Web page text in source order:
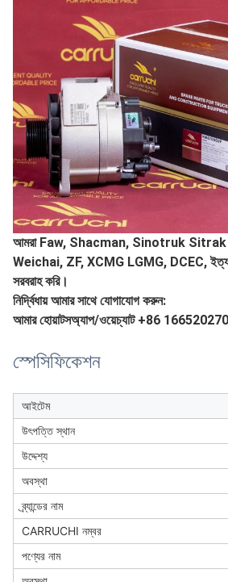
আমরা Faw, Shacman, Sinotruk
Weichai, ZF, XCMG LGMG, DCEC,
সরবরাহ করি।
নির্দ্বিধায় আমার সাথে যোগাযোগ করুন:
আমার হোয়াটসঅ্যাপ/ওয়েচ্যাট +86
স্পেসিফিকেশন
আইটেম
উৎপত্তি স্থান
উদ্দেশ্য
অবস্থা
ব্র্যান্ডের নাম
CARRUCHI নম্বর
পণ্যের নাম